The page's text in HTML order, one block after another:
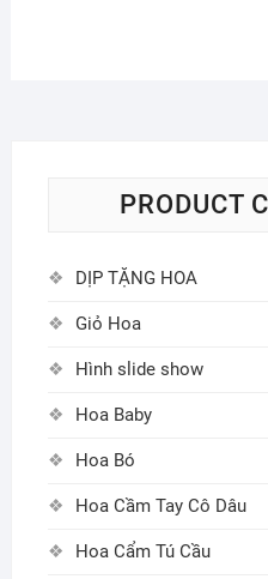
PRODUCT
DỊP TẶNG HOA
Giỏ Hoa
Hình slide show
Hoa Baby
Hoa Bó
Hoa Cầm Tay Cô Dâu
Hoa Cẩm Tú Cầu